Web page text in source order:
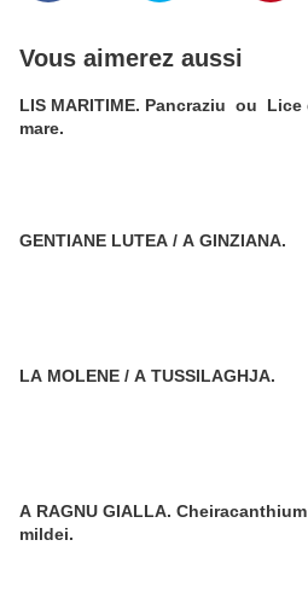
Vous aimerez aussi
LIS MARITIME. Pancraziu ou Lice di
mare.
GENTIANE LUTEA / A GINZIANA.
LA MOLENE / A TUSSILAGHJA.
A RAGNU GIALLA. Cheiracanthium
mildei.